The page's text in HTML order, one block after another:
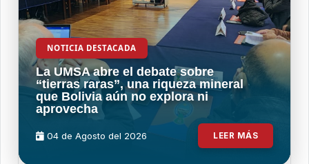
NOTICIA DESTACADA
La UMSA abre el debate sobre
“tierras raras”, una riqueza mineral
que Bolivia aún no explora ni
aprovecha
04 de Agosto del 2026 LEER MÁS